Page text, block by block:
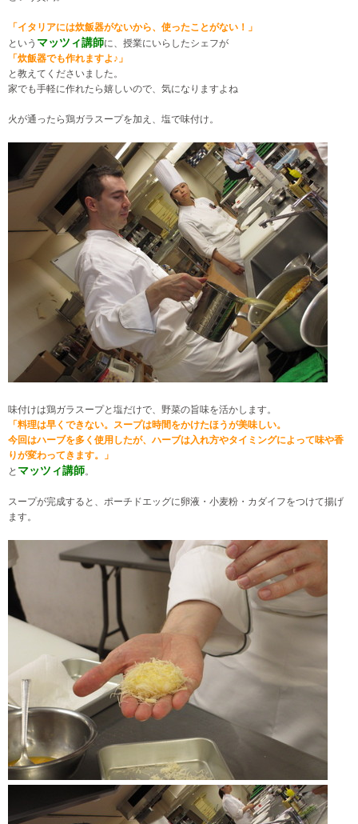
「イタリアには炊飯器がないから、使ったことがない！」
という マッツィ講師に、授業にいらしたシェフが
「炊飯器でも作れますよ♪」
と教えてくださいました。
家でも手軽に作れたら嬉しいので、気になりますよね
火が通ったら鶏ガラスープを加え、塩で味付け。
味付けは鶏ガラスープと塩だけで、野菜の旨味を活かします。
「料理は早くできない。スープは時間をかけたほうが美味しい。
今回はハーブを多く使用したが、ハーブは入れ方やタイミングによって味や香
りが変わってきます。」
と マッツィ講師。
スープが完成すると、ポーチドエッグに卵液・小麦粉・カダイフをつけて揚げ
ます。